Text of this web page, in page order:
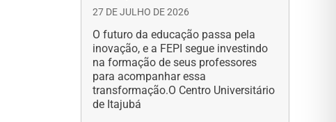
27 DE JULHO DE 2026
O futuro da educação passa pela
inovação, e a FEPI segue investindo
na formação de seus professores
para acompanhar essa
transformação.O Centro Universitário
de Itajubá